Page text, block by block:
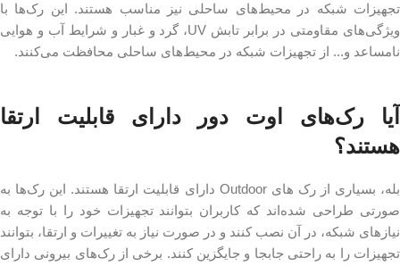
تجهیزات شبکه در محیط‌های ساحلی نیز مناسب هستند. این رک‌ها با
ویژگی‌های مقاومتی در برابر تابش UV، گرد و غبار و شرایط آب و هوایی
نامساعد و... از تجهیزات شبکه در محیط‌های ساحلی محافظت می‌کنند.
آیا رک‌های اوت دور دارای قابلیت ارتقا
هستند؟
بله، بسیاری از رک های Outdoor دارای قابلیت ارتقا هستند. این رک‌ها به
صورتی طراحی شده‌اند که کاربران بتوانند تجهیزات خود را با توجه به
نیازهای شبکه، در آن نصب کنند و در صورت نیاز به تغییرات و ارتقا، بتوانند
تجهیزات را به راحتی جابجا و جایگزین کنند. برخی از رک‌های بیرونی دارای